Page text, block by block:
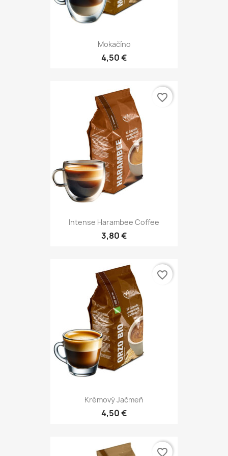
Mokačíno
4,50 €
Intense Harambee Coffee
3,80 €
favorite_border
Krémový Jačmeň
4,50 €
favorite_border
favorite_border